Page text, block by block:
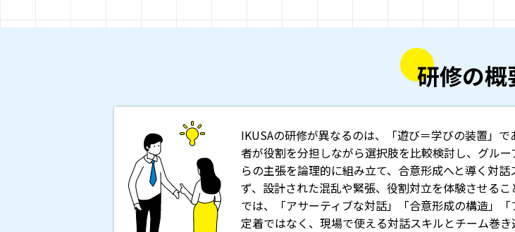
研修の概
IKUSAの研修が異なるのは、「遊び＝学びの装置」
者が役割を分担しながら選択肢を比較検討し、グル
らの主張を論理的に組み立て、合意形成へと導く対
ず、設計された混乱や緊張、役割対立を体験させる
では、「アサーティブな対話」「合意形成の構造」
定着ではなく、現場で使える対話スキルとチーム巻き